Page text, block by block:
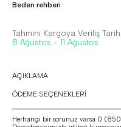
Beden rehberi
Tahmini Kargoya Veriliş
8 Ağustos - 11 Ağustos
AÇIKLAMA
ÖDEME SEÇENEKLERİ
Herhangi bir sorunuz varsa 0